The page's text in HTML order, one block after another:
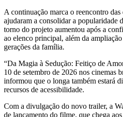
A continuação marca o reencontro das
ajudaram a consolidar a popularidade
torno do projeto aumentou após a
ao elenco principal, além da
gerações da família.
“Da Magia à Sedução: Feitiço de
10 de setembro de 2026 nos cinemas
informou que o longa também estará
recursos de acessibilidade.
Com a divulgação do novo trailer, a
de lançamento do filme, que chega